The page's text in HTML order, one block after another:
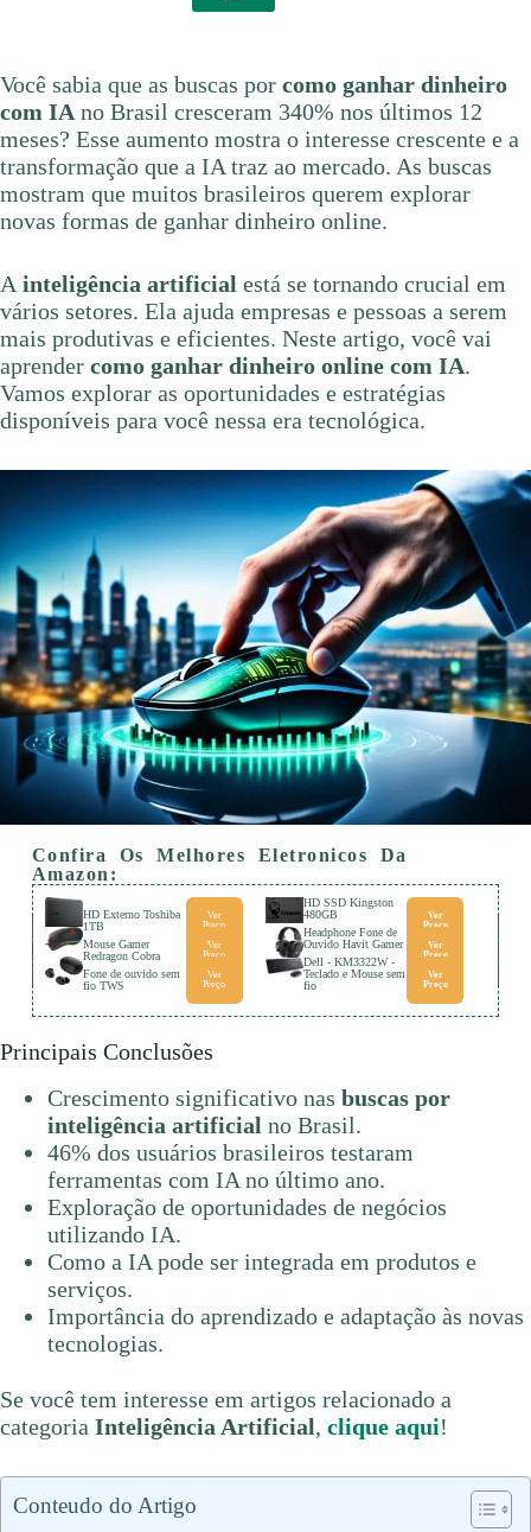
Você sabia que as buscas por como ganhar dinheiro
com IA no Brasil cresceram 340% nos últimos 12
meses? Esse aumento mostra o interesse crescente e a
transformação que a IA traz ao mercado. As buscas
mostram que muitos brasileiros querem explorar
novas formas de ganhar dinheiro online.
A inteligência artificial está se tornando crucial em
vários setores. Ela ajuda empresas e pessoas a serem
mais produtivas e eficientes. Neste artigo, você vai
aprender como ganhar dinheiro online com IA.
Vamos explorar as oportunidades e estratégias
disponíveis para você nessa era tecnológica.
Confira Os Melhores Eletronicos Da
Amazon:
HD Externo Toshiba
1TB
Ver
Preço
HD SSD Kingston
480GB
Ver
Preço
Mouse Gamer
Redragon Cobra
Ver
Preço
Headphone Fone de
Ouvido Havit Gamer
Ver
Preço
Fone de ouvido sem
fio TWS
Ver
Preço
Dell - KM3322W -
Teclado e Mouse sem
fio
Ver
Preço
Principais Conclusões
Crescimento significativo nas buscas por
inteligência artificial no Brasil.
46% dos usuários brasileiros testaram
ferramentas com IA no último ano.
Exploração de oportunidades de negócios
utilizando IA.
Como a IA pode ser integrada em produtos e
serviços.
Importância do aprendizado e adaptação às novas
tecnologias.
Se você tem interesse em artigos relacionado a
categoria Inteligência Artificial, clique aqui!
Conteudo do Artigo